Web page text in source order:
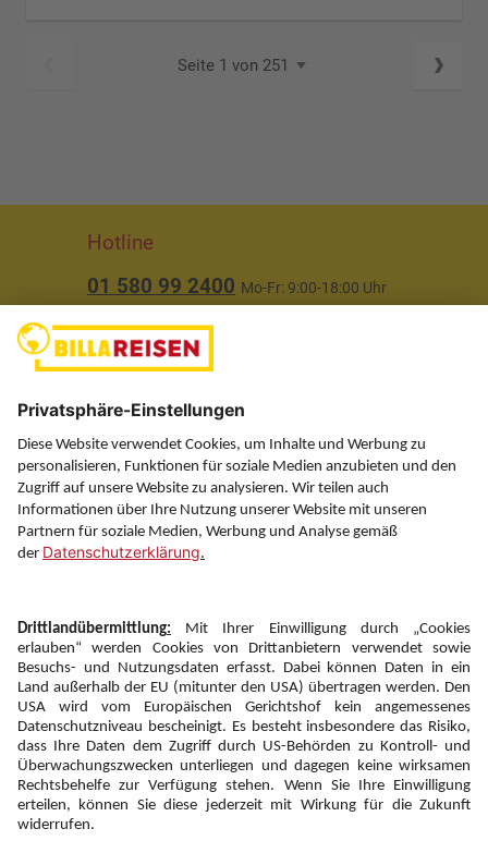
Seite 1 von 251
Hotline
01 580 99 2400 Mo-Fr: 9:00-18:00 Uhr
Über uns
Service
Information
Folgen Sie uns auf
Newsletter:
Anmelden